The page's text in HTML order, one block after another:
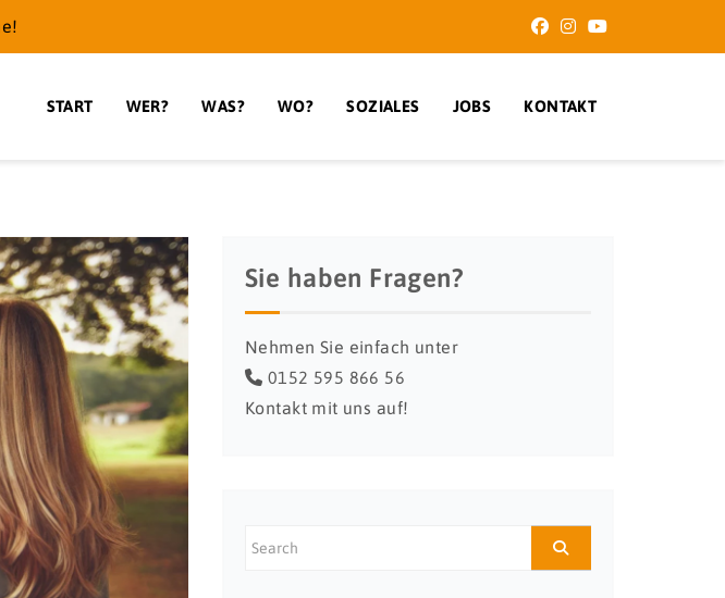
START WER? WAS? WO? SOZIALES JOBS KONTAKT
Sie haben Fragen?
Nehmen Sie einfach unter
0152 595 866 56
Kontakt mit uns auf!